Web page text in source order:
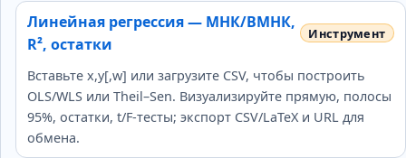
Линейная регрессия — МНК/ВМНК,
R², остатки
Вставьте x,y[,w] или загрузите CSV, чтобы построить
OLS/WLS или Theil–Sen. Визуализируйте прямую, полосы
95%, остатки, t/F‑тесты; экспорт CSV/LaTeX и URL для
обмена.